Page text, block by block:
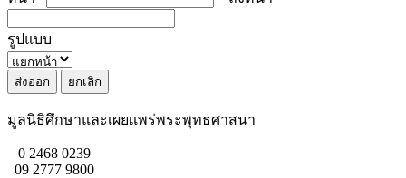
รูปแบบ
มูลนิธิศึกษาและเผยแพร่พระพุทธศาสนา
0 2468 0239
09 2777 9800